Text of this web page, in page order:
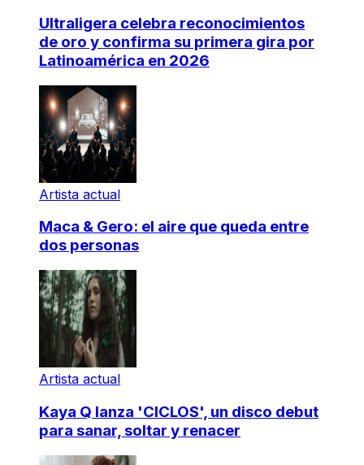
Ultraligera celebra reconocimientos
de oro y confirma su primera gira por
Latinoamérica en 2026
Artista actual
Maca & Gero: el aire que queda entre
dos personas
Artista actual
Kaya Q lanza 'CICLOS', un disco debut
para sanar, soltar y renacer